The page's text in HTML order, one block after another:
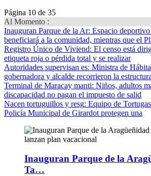
Página 10 de 35
Al Momento :
Inauguran Parque de la Ar: Espacio
beneficiará a la comunidad, mientras que el
Registro Único de Viviend: El censo está
etiqueta roja o pérdida total y se realizar
Autoridades supervisan es: Ministra de
gobernadora y alcalde recorrieron la estructura
Terminal de Maracay manti: Niños, adultos
discapacidad no pagan el impuesto de salid
Nacen tortuguillos y resg: Equipo de
Policía Municipal de Girardot protegen una
Inauguran Parque de la
Ta…